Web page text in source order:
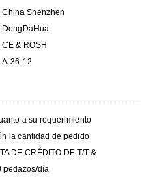
China Shenzhen
DongDaHua
CE & ROSH
A-36-12
a su requerimiento
la cantidad de pedido
DE CRÉDITO DE T/T &
pedazos/día